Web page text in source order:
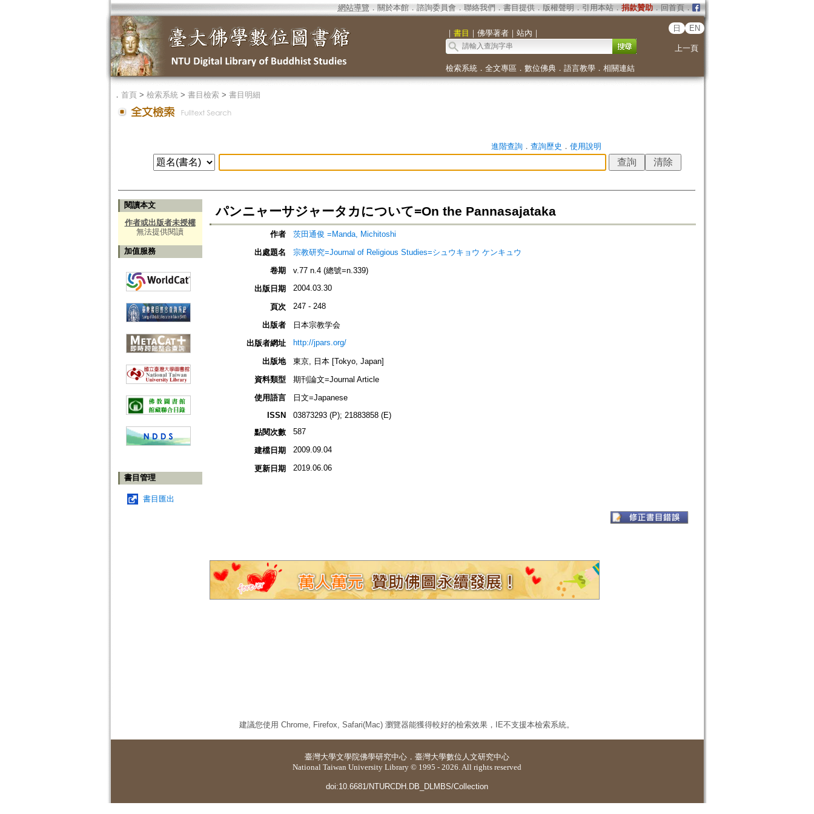
網站導覽 ． 關於本館． 諮詢委員會． 聯絡我們 ． 書目提供． 版權聲明 ． 引用本站． 捐款贊助．回首頁．
｜ 書目 ｜ 佛學著者｜ 站內 ｜
日 EN
上一頁
檢索系統． 全文專區 ． 數位佛典． 語言教學． 相關連結
． 首頁> 檢索系統> 書目檢索> 書目明細
進階查詢． 查詢歷史 ． 使用說明
閱讀本文
作者或出版者未授權
無法提供閱讀
加值服務
書目管理
書目匯出
パンニャーサジャータカについて=On the Pannasajataka
作者
茨田通俊 =Manda, Michitoshi
出處題名
宗教研究=Journal of Religious Studies=シュウキョウ ケンキュウ
卷期
v.77 n.4 (總號=n.339)
出版日期
2004.03.30
頁次 247 - 248
出版者
日本宗教学会
出版者網址
http://jpars.org/
出版地
東京, 日本 [Tokyo, Japan]
資料類型
期刊論文=Journal Article
使用語言
日文=Japanese
ISSN
03873293 (P); 21883858 (E)
點閱次數
587
建檔日期 2009.09.04
更新日期 2019.06.06
建議您使用 Chrome, Firefox, Safari(Mac) 瀏覽器能獲得較好的檢索效果，IE不支援本檢索系統。
臺灣大學文學院佛學研究中心 ． 臺灣大學數位人文研究中心
National Taiwan University Library © 1995 - 2026. All rights reserved
doi:10.6681/NTURCDH.DB_DLMBS/Collection